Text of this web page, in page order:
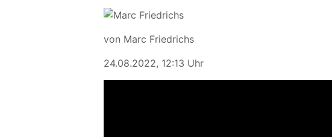
von Marc Friedrichs
24.08.2022, 12:13 Uhr